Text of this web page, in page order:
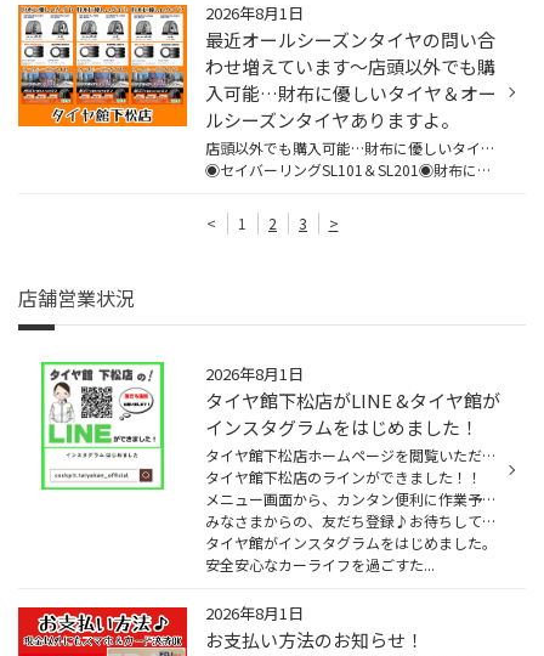
2026年8月1日
最近オールシーズンタイヤの問い合
わせ増えています〜店頭以外でも購
入可能…財布に優しいタイヤ＆オー
ルシーズンタイヤありますよ。
店頭以外でも購入可能…財布に優しいタイヤ＆オールシーズンタイヤありますよ。
◉セイバーリングSL101＆SL201◉財布にやさしいブリヂストン取扱タイヤ(カタログ非掲載)店頭でもモボックスでも購入出来ます。◉マルチウェザー2◉ブリヂストンのオールシーズンタイヤ店頭でもオンライン販売でも購入出来ま...
< 1 2 3 >
店舗営業状況
2026年8月1日
タイヤ館下松店がLINE &タイヤ館が
インスタグラムをはじめました！
タイヤ館下松店ホームページを閲覧いただき誠にありがとうございます！
タイヤ館下松店のラインができました！！
メニュー画面から、カンタン便利に作業予約もできます♪
みなさまからの、友だち登録♪お待ちしております！
タイヤ館がインスタグラムをはじめました。
安全安心なカーライフを過ごすた...
2026年8月1日
お支払い方法のお知らせ！